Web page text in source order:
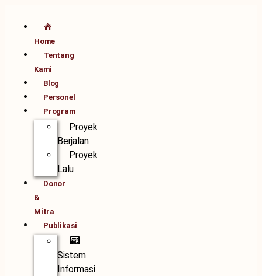
Home
Tentang
Kami
Blog
Personel
Program
Proyek
Berjalan
Proyek
Lalu
Donor
&
Mitra
Publikasi
Sistem
Informasi